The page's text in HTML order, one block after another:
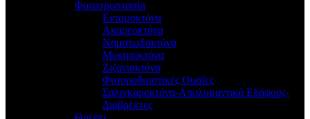
Φυτοπροστασία
Εντομοκτόνα
Ακαρεοκτόνα
Νηματωδοκτόνα
Μυκητοκτόνα
Ζιζανιοκτόνα
Φυτορυθμιστικές Ουσίες
Σαλιγκαροκτόνα-Απολυμαντικά Εδάφους-
Διαβρέκτες